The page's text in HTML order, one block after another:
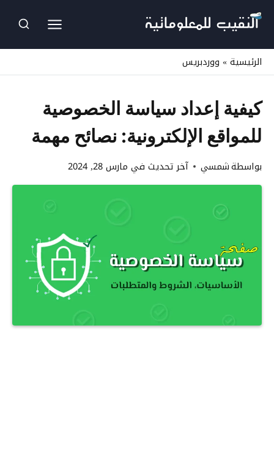
التجاوز
المحتوى
الرئيسية» ووردبريس
كيفية إعداد سياسة الخصوصية
للمواقع الإلكترونية: نصائح مهمة
بواسطةشمسي آخر تحديث في مارس 28, 2024